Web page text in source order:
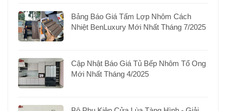
Bảng Báo Giá Tấm Lợp Nhôm Cách
Nhiệt BenLuxury Mới Nhất Tháng 7/2025
Cập Nhật Báo Giá Tủ Bếp Nhôm Tổ Ong
Mới Nhất Tháng 4/2025